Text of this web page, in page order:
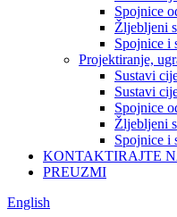
Spojnice
Žljebljeni
Spojnice i
Projektiranje,
Sustavi
Sustavi
Spojnice
Žljebljeni
Spojnice i
KONTAKTIRAJTE
PREUZMI
English